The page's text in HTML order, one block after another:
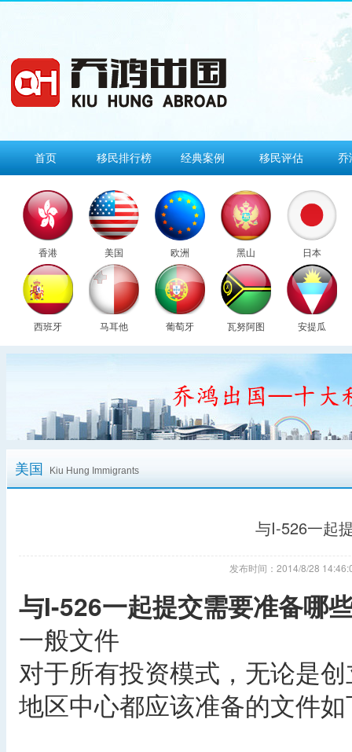
首页 移民排行榜 经典案例 移民评估 乔
香港 美国 欧洲 黑山 日本
西班牙 马耳他 葡萄牙 瓦努阿图 安提瓜
美国 Kiu Hung Immigrants
与I-526一起
发布时间：2014/8/28
与I-526一起提交需要准备哪
一般文件
对于所有投资模式，无论是
地区中心都应该准备的文件